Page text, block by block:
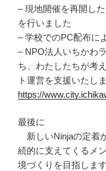
– 現地開催を再開し
を行いました
– 学校でのPC配布に
– NPO法人いちかわ
ち、わたしたちが考
ト運営を支援いたし
https://
最後に
新しいNinjaの定着
続的に支えてくるメ
境づくりを目指します